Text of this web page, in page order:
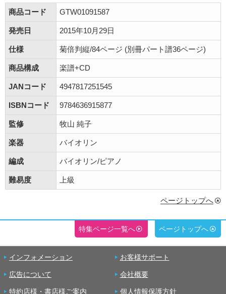
商品コード
GTW01091587
発売日 2015年10月29日
仕様 菊倍判縦/84ページ (別冊パート譜36ページ)
商品構成 楽譜+CD
JANコード 4947817251545
ISBNコード 9784636915877
監修 牧山 純子
楽器 バイオリン
編成 バイオリン/ピアノ
難易度 上級
ページトップへ
特集ページ一覧へ ページトップへ
インフォメーション お客様サポート
広告について 会社概要
特約店様・書店様ご案内 個人情報保護方針